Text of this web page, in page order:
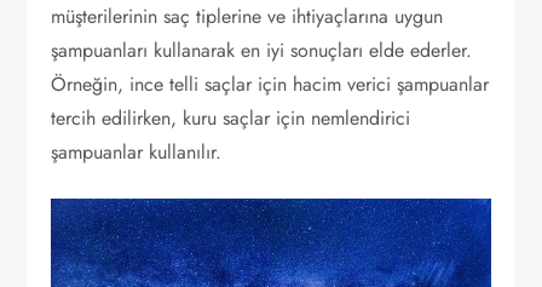
müşterilerinin saç tiplerine ve ihtiyaçlarına uygun
şampuanları kullanarak en iyi sonuçları elde ederler.
Örneğin, ince telli saçlar için hacim verici şampuanlar
tercih edilirken, kuru saçlar için nemlendirici
şampuanlar kullanılır.